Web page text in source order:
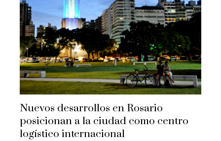
Nuevos desarrollos en Rosario
posicionan a la ciudad como centro
logístico internacional